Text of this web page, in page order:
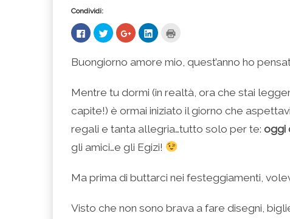
Condividi:
Fai
clic
su
Facebook
in
una
finestra)
Fai
clic
condividere
su
apre
in
nuova
Fai
clic
condividere
su
apre
in
nuova
Fai
clic
condividere
su
apre
in
nuova
stampare
(Si
una
nuova
Buongiorno amore mio, quest’anno ho
Mentre tu dormi (in realtà, ora che stai
capite!) è ormai iniziato il giorno che
regali e tanta allegria…tutto solo per te: oggi
gli amici…e gli Egizi!
Ma prima di buttarci nei festeggiamenti,
Visto che non sono brava a fare disegni,